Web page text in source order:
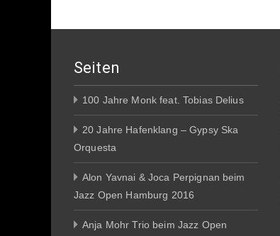
Seiten
100 Jahre Monk feat. Tobias Delius
20 Jahre Hafenklang – Gypsy Ska
Orquesta
Alon Yavnai & Joca Perpignan beim
Jazz Open Hamburg 2016
Anja Mohr Trio beim Jazz Open